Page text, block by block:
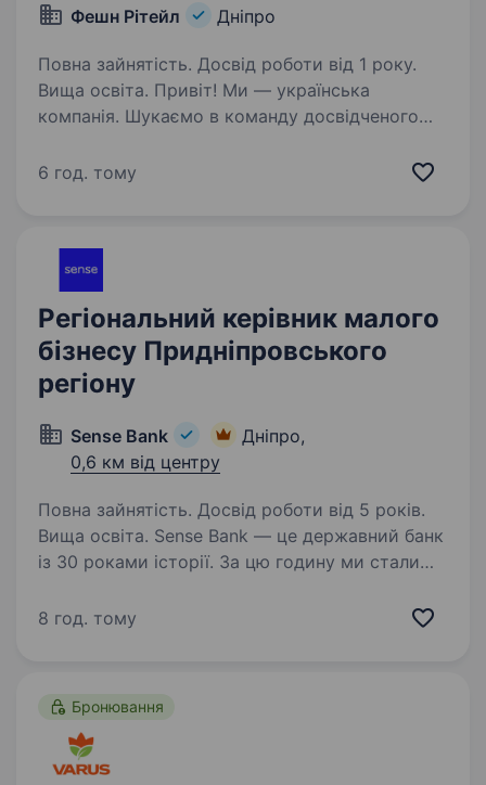
Фешн Рітейл Дніпро
Повна зайнятість. Досвід роботи від 1 року.
Вища освіта. Привіт! Ми — українська
компанія. Шукаємо в команду досвідченого
одяг, взуття, товари для дітей, аксесуари
6 год. тому
Регіональний керівник малого
бізнесу Придніпровського
регіону
Sense Bank
Дніпро,
0,6 км від центру
Повна зайнятість. Досвід роботи від 5 років.
Вища освіта. Sense Bank — це державний банк
із 30 роками історії. За цю годину ми стали
з 4000 людей, де кожен присвячений місії —
8 год. тому
Бронювання